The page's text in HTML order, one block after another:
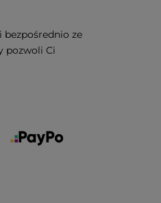
bezpośrednio ze
pozwoli Ci